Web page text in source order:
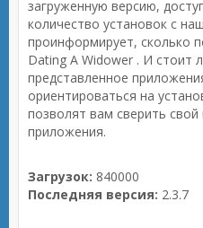
загруженную версию,
количество установок с
проинформирует, сколько
Dating A Widower . И стоит
представленное
ориентироваться на
позволят вам сверить
приложения.
Загрузок: 840000
Последняя версия: 2.3.7